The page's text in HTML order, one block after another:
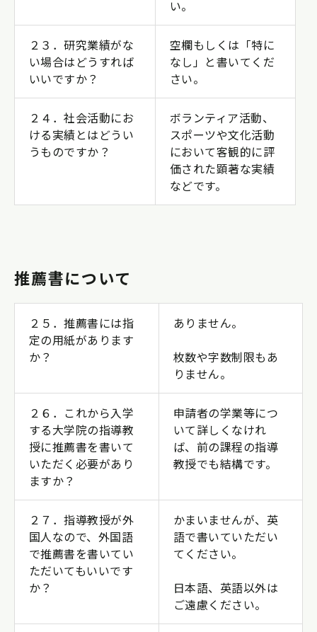
い。
２３．研究業績がな
い場合はどうすれば
いいですか？
空欄もしくは「特に
なし」と書いてくだ
さい。
２４．社会活動にお
ける実績とはどうい
うものですか？
ボランティア活動、
スポーツや文化活動
において客観的に評
価された顕著な実績
などです。
推薦書について
２５．推薦書には指
定の用紙があります
か？
ありません。
枚数や字数制限もあ
りません。
２６．これから入学
する大学院の指導教
授に推薦書を書いて
いただく必要があり
ますか？
申請者の学業等につ
いて詳しくなけれ
ば、前の課程の指導
教授でも結構です。
２７．指導教授が外
国人なので、外国語
で推薦書を書いてい
ただいてもいいです
か？
かまいませんが、英
語で書いていただい
てください。
日本語、英語以外は
ご遠慮ください。